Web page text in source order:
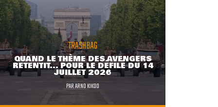
TRASHBAG
QUAND LE THÈME DES AVENGERS
RETENTIT... POUR LE DÉFILÉ DU 14
JUILLET 2026
PARARNO KIKOO